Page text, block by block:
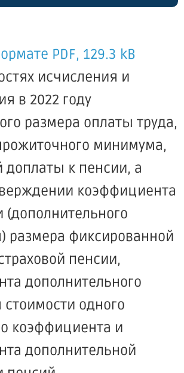
PDF, 129.3 kB
исчисления и
в 2022 году
размера оплаты труда,
минимума,
доплаты к пенсии, а
коэффициента
(дополнительного
размера фиксированной
пенсии,
дополнительного
одного
коэффициента и
дополнительной